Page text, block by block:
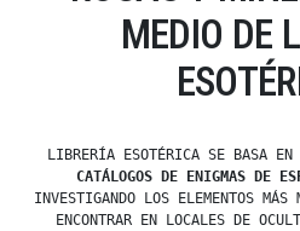
MEDIO DE
LIBRERÍA ESOTÉRICA SE BASA EN
CATÁLOGOS DE ENIGMAS DE
INVESTIGANDO LOS ELEMENTOS MÁS
ENCONTRAR EN LOCALES DE